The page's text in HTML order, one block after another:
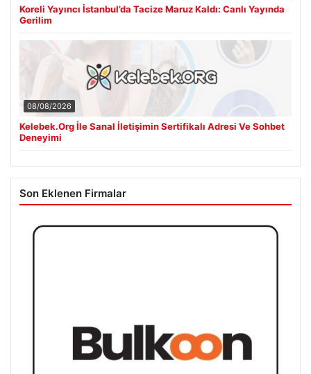
Koreli Yayıncı İstanbul’da Tacize Maruz Kaldı: Canlı Yayında
Gerilim
08/08/2026
Kelebek.Org İle Sanal İletişimin Sertifikalı Adresi Ve Sohbet
Deneyimi
Son Eklenen Firmalar